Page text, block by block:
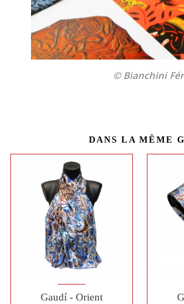
© Bianchini
DANS LA MÊME
Gaudí - Orient